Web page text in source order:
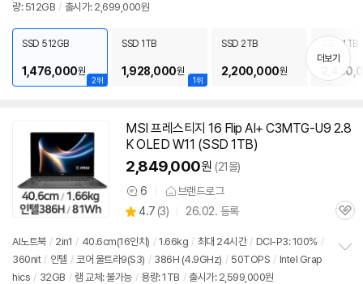
량: 512GB / 출시가: 2,699,000원
치
기
2위
SSD 512GB
1,476,000원
1위
SSD 1TB
1,928,000원
SSD 2TB
2,200,000원
SSD 4TB
더보기
MSI 프레스티지 16 Flip AI+ C3MTG-U9 2.8
K OLED W11 (SSD 1TB)
2,849,000원 (21몰)
상
품
견
6 브랜드로그
별
점
4.7 (상
리
뷰
3) 26.02. 등록
관
AI노트북 / 2in1 / 40.6cm(16인치) / 1.66kg / 최대 24시간 / DCI-P3: 100% /
360nit / 인텔 / 코어 울트라9(S3) / 386H (4.9GHz) / 50TOPS / Intel Grap
hics / 32GB / 램 교체: 불가능 / 용량: 1TB / 출시가: 2,599,000원